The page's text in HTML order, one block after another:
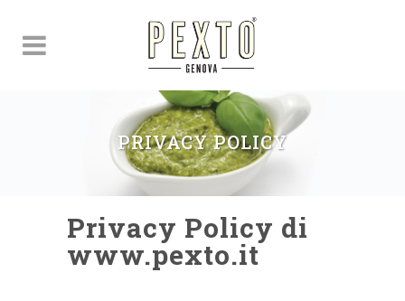
PRIVACY POLICY
Privacy Policy di
www.pexto.it